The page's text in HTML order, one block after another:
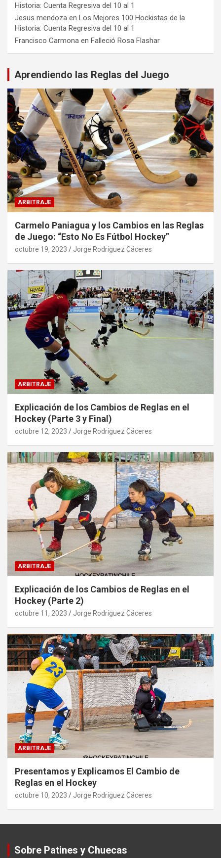
Historia: Cuenta Regresiva del 10 al 1
Jesus mendoza en Los Mejores 100 Hockistas de la
Historia: Cuenta Regresiva del 10 al 1
Francisco Carmona en Falleció Rosa Flashar
Aprendiendo las Reglas del Juego
ARBITRAJE
Carmelo Paniagua y los Cambios en las Reglas
de Juego: “Esto No Es Fútbol Hockey”
octubre 19, 2023 Jorge Rodríguez Cáceres
ARBITRAJE
Explicación de los Cambios de Reglas en el
Hockey (Parte 3 y Final)
octubre 12, 2023 Jorge Rodríguez Cáceres
ARBITRAJE
Explicación de los Cambios de Reglas en el
Hockey (Parte 2)
octubre 11, 2023 Jorge Rodríguez Cáceres
ARBITRAJE
Presentamos y Explicamos El Cambio de
Reglas en el Hockey
octubre 10, 2023 Jorge Rodríguez Cáceres
Sobre Patines y Chuecas